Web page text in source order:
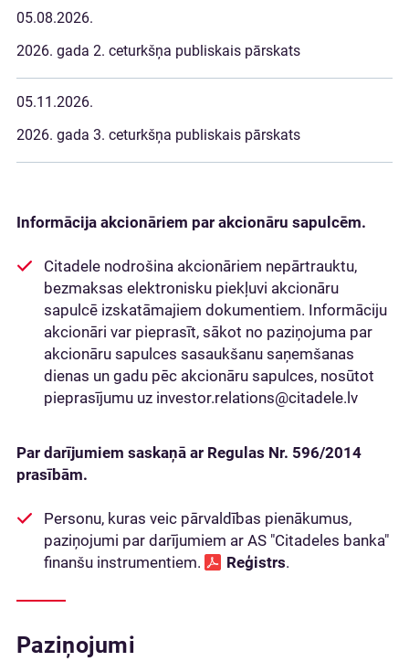
05.08.2026.
2026. gada 2. ceturkšņa publiskais pārskats
05.11.2026.
2026. gada 3. ceturkšņa publiskais pārskats
Informācija akcionāriem par akcionāru sapulcēm.
Citadele nodrošina akcionāriem nepārtrauktu,
bezmaksas elektronisku piekļuvi akcionāru
sapulcē izskatāmajiem dokumentiem. Informāciju
akcionāri var pieprasīt, sākot no paziņojuma par
akcionāru sapulces sasaukšanu saņemšanas
dienas un gadu pēc akcionāru sapulces, nosūtot
pieprasījumu uz investor.relations@citadele.lv
Par darījumiem saskaņā ar Regulas Nr. 596/2014
prasībām.
Personu, kuras veic pārvaldības pienākumus,
paziņojumi par darījumiem ar AS "Citadeles banka"
finanšu instrumentiem.
Reģistrs.
Paziņojumi